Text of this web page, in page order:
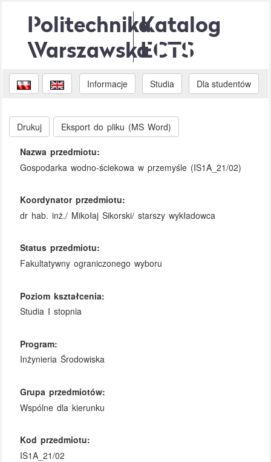
Politechnika
Warszawska
Katalog
ECTS
Informacje Studia Dla studentów
Drukuj Eksport do pliku (MS Word)
Nazwa przedmiotu:
Gospodarka wodno-ściekowa w przemyśle (IS1A_21/02)
Koordynator przedmiotu:
dr hab. inż./ Mikołaj Sikorski/ starszy wykładowca
Status przedmiotu:
Fakultatywny ograniczonego wyboru
Poziom kształcenia:
Studia I stopnia
Program:
Inżynieria Środowiska
Grupa przedmiotów:
Wspólne dla kierunku
Kod przedmiotu:
IS1A_21/02